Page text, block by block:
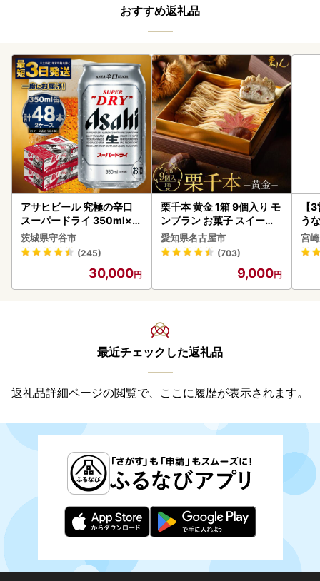
おすすめ返礼品
アサヒビール 究極の辛口
スーパードライ 350ml×4
8本 ビール
茨城県守谷市
(245)
30,000
栗千本 黄金 1箱 9個入り モ
ンブラン お菓子 スイーツ
デザート モンブラン 人気
愛知県名古屋市
(703)
9,000
【
う
以
宮
最近チェックした返礼品
返礼品詳細ページの閲覧で、ここに履歴が表示されます。